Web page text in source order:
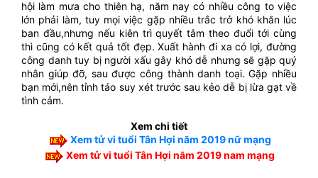
hội làm mưa cho thiên hạ, năm nay có nhiều công to việc
lớn phải làm, tuy mọi việc gặp nhiều trắc trở khó khăn lúc
ban đầu,nhưng nếu kiên trì quyết tâm theo đuổi tới cùng
thì cũng có kết quả tốt đẹp. Xuất hành đi xa có lợi, đường
công danh tuy bị người xấu gây khó dễ nhưng sẽ gặp quý
nhân giúp đỡ, sau được công thành danh toại. Gặp nhiều
bạn mới,nên tỉnh táo suy xét trước sau kẻo dễ bị lừa gạt về
tình cảm.
Xem chi tiết
Xem tử vi tuổi Tân Hợi năm 2019 nữ mạng
Xem tử vi tuổi Tân Hợi năm 2019 nam mạng